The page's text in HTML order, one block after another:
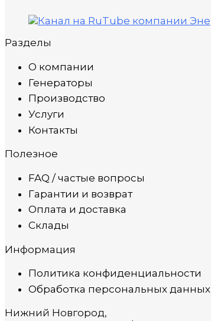
Разделы
О компании
Генераторы
Производство
Услуги
Контакты
Полезное
FAQ / частые вопросы
Гарантии и возврат
Оплата и доставка
Склады
Информация
Политика конфиденциальности
Обработка персональных данных
Нижний Новгород,